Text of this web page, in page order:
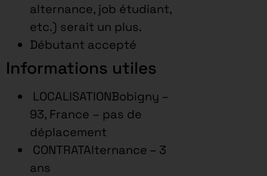
alternance, job étudiant,
etc.) serait un plus.
Débutant accepté
Informations utiles
LOCALISATIONBobigny –
93, France – pas de
déplacement
CONTRATAlternance – 3
ans